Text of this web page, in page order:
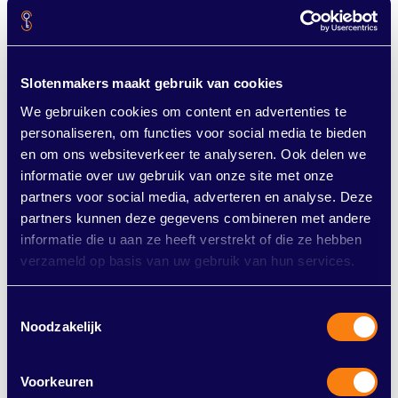
Slotenmakers maakt gebruik van cookies
We gebruiken cookies om content en advertenties te
personaliseren, om functies voor social media te bieden
en om ons websiteverkeer te analyseren. Ook delen we
informatie over uw gebruik van onze site met onze
partners voor social media, adverteren en analyse. Deze
partners kunnen deze gegevens combineren met andere
informatie die u aan ze heeft verstrekt of die ze hebben
verzameld op basis van uw gebruik van hun services.
Noodzakelijk
Voorkeuren
Camera’s werken preventief
preventieve werking. Natuurlijk is het bij een inbraak
fijn om bewijsmateriaal te hebben, maar liever wilt u
natuurlijk dat er helemaal geen inbraak wordt